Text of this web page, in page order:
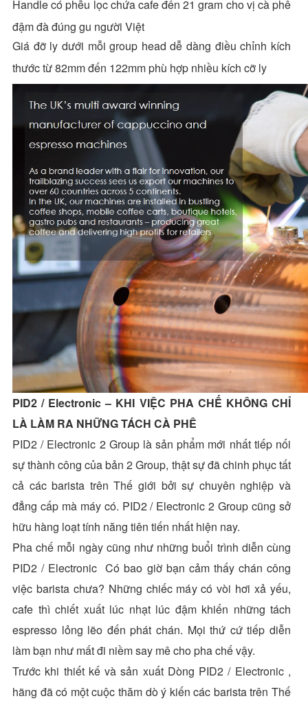
Handle có phễu lọc chứa cafe đến 21 gram cho vị cà phê
đậm đà đúng gu người Việt
Giá đỡ ly dưới mỗi group head dễ dàng điều chỉnh kích
thước từ 82mm đến 122mm phù hợp nhiều kích cỡ ly
PID2 / Electronic – KHI VIỆC PHA CHẾ KHÔNG CHỈ
LÀ LÀM RA NHỮNG TÁCH CÀ PHÊ
PID2 / Electronic 2 Group là sản phẩm mới nhất tiếp nối
sự thành công của bản 2 Group, thật sự đã chinh phục tất
cả các barista trên Thế giới bởi sự chuyên nghiệp và
đẳng cấp mà máy có. PID2 / Electronic 2 Group cũng sở
hữu hàng loạt tính năng tiên tiến nhất hiện nay.
Pha chế mỗi ngày cũng như những buổi trình diễn cùng
PID2 / Electronic Có bao giờ bạn cảm thấy chán công
việc barista chưa? Những chiếc máy có vòi hơi xả yếu,
cafe thì chiết xuất lúc nhạt lúc đậm khiến những tách
espresso lỏng lẽo đến phát chán. Mọi thứ cứ tiếp diễn
làm bạn như mất đi niềm say mê cho pha chế vậy.
Trước khi thiết kế và sản xuất Dòng PID2 / Electronic ,
hãng đã có một cuộc thăm dò ý kiến các barista trên Thế